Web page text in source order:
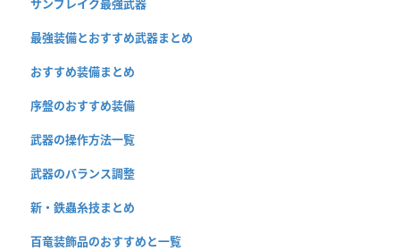
サンブレイク最強武器
最強装備とおすすめ武器まとめ
おすすめ装備まとめ
序盤のおすすめ装備
武器の操作方法一覧
武器のバランス調整
新・鉄蟲糸技まとめ
百竜装飾品のおすすめと一覧